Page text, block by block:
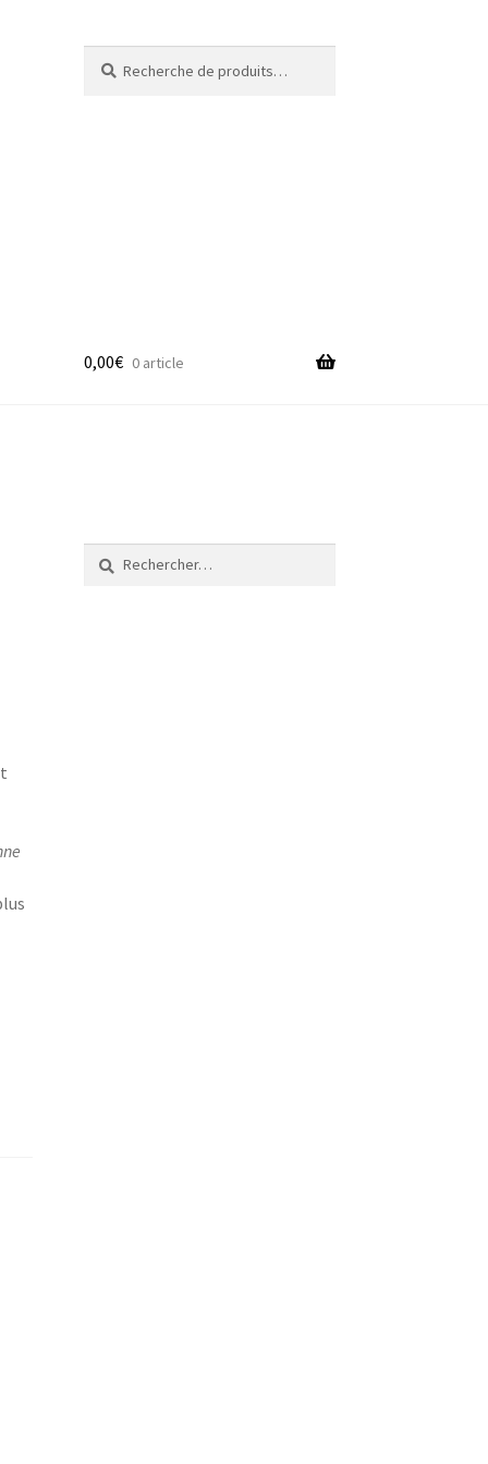
pour :
0,00€ 0 article
Rechercher :